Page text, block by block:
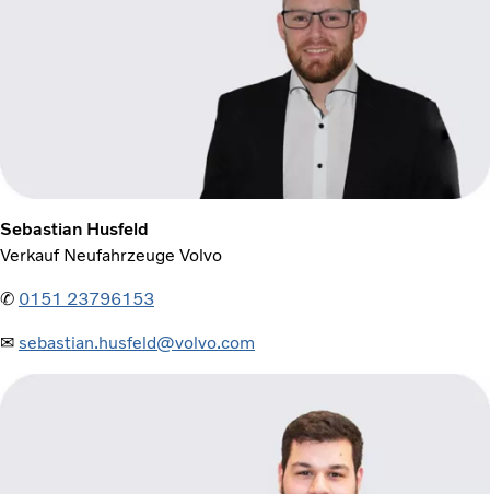
Sebastian Husfeld
Verkauf Neufahrzeuge Volvo
✆ 0151 23796153
✉ sebastian.husfeld@volvo.com